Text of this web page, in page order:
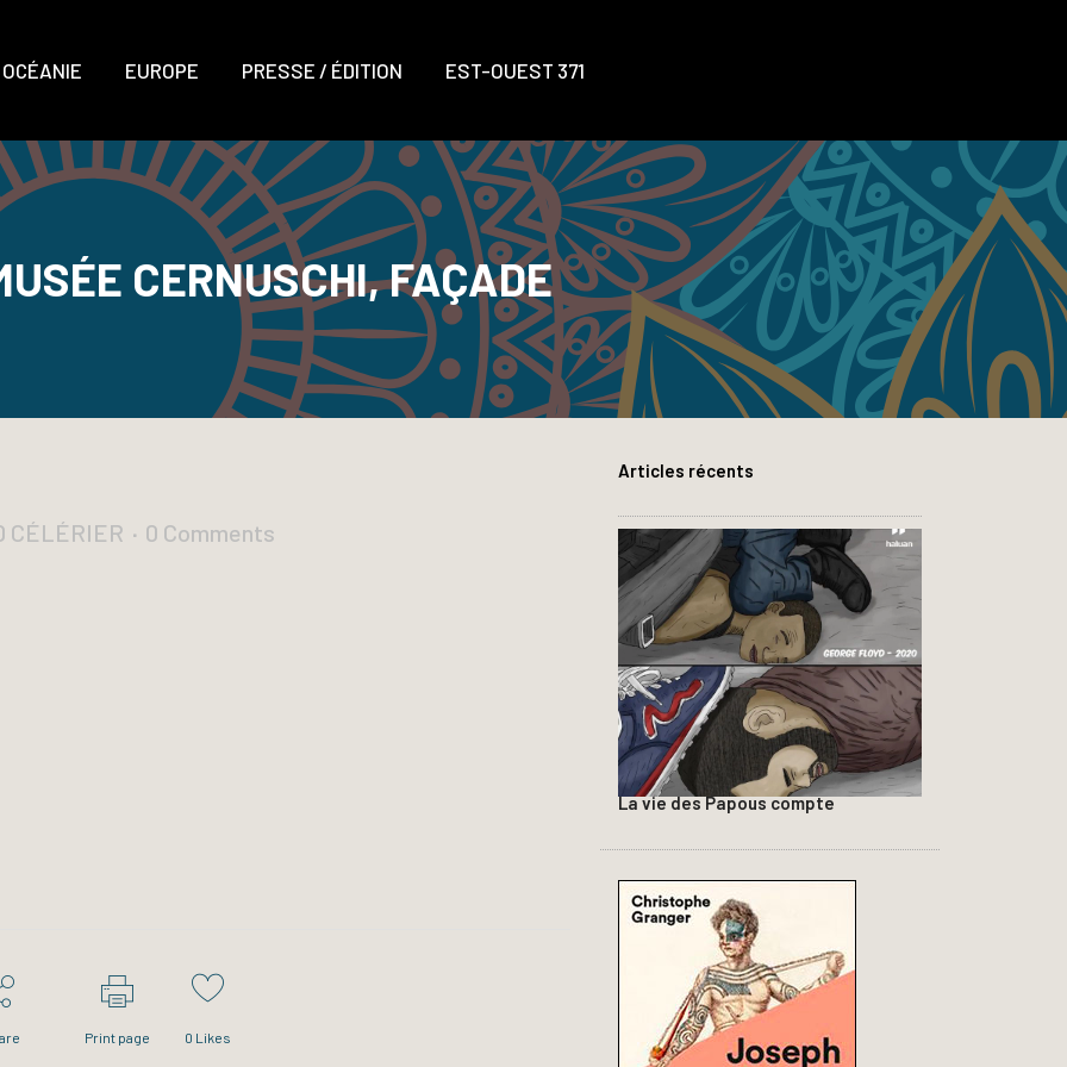
OCÉANIE EUROPE PRESSE / ÉDITION EST-OUEST 371
CERNUSCHI, FAÇADE
CÉLÉRIER 0 Comments
Print page 0 Likes
Articles récents
La vie des Papous compte